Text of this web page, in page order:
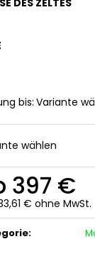
bis: Variante
wählen
397 €
€ ohne MwSt.
: